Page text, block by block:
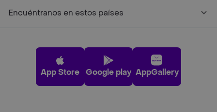
Encuéntranos en estos países
App Store Google play AppGallery